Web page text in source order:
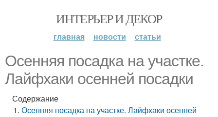
ИНТЕРЬЕР И ДЕКОР
главная новости статьи
Осенняя посадка на участке.
Лайфхаки осенней посадки
Содержание
Осенняя посадка на участке. Лайфхаки осенней